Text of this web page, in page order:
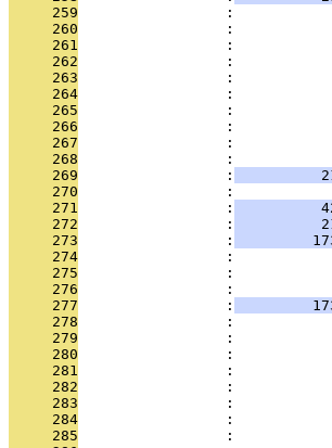
     259
:
     260
:
     261
:
     262
:
     263
:
     264
:
     265
:
     266
:
     267
:
     268
:
     269
                 :
     270
:
     271
                 :
     272
                 :
     273
                 :
     274
:
     275
:
     276
:
     277
                 :
     278
:
     279
:
     280
:
     281
:
     282
:
     283
:
     284
:
     285
: